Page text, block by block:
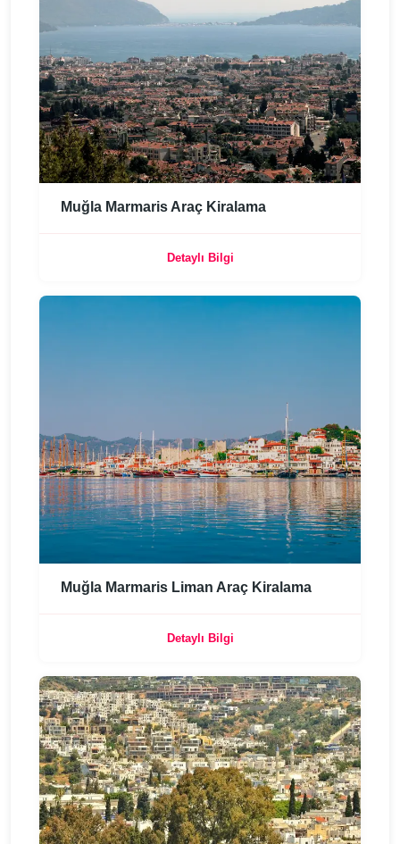
Muğla Marmaris Araç Kiralama
Detaylı Bilgi
Muğla Marmaris Liman Araç Kiralama
Detaylı Bilgi